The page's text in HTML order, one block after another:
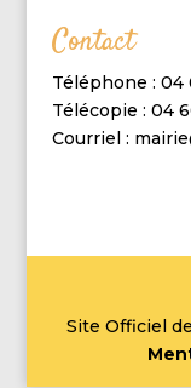
Contact
Téléphone : 04
Télécopie : 04
Courriel :
Site Officiel